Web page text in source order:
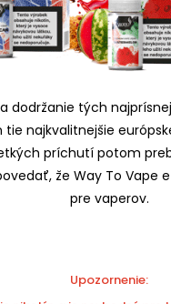
dodržanie tých
tie najkvalitnejšie
príchutí potom
že Way To Vape
pre vaperov.
Upozornenie: